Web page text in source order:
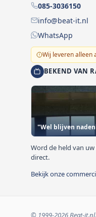
085-3036150
info@beat-it.nl
WhatsApp
Wij leveren alleen
BEKEND VAN
"Wel blijven
Word de held van
direct.
Bekijk onze
© 1999-2026 Beat-